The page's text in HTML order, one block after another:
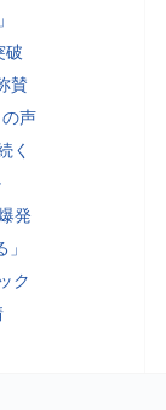
破
賛
声
く
発
ク